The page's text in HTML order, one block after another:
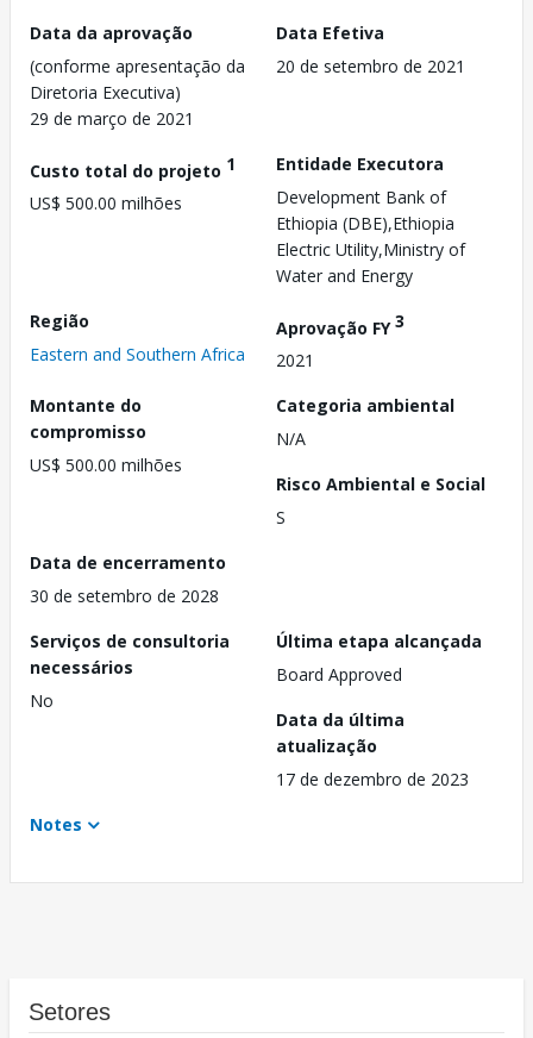
Data da aprovação
(conforme apresentação da
Diretoria Executiva)
29 de março de 2021
Data Efetiva
20 de setembro de 2021
Custo total do projeto 1
US$ 500.00 milhões
Entidade Executora
Development Bank of
Ethiopia (DBE),Ethiopia
Electric Utility,Ministry of
Water and Energy
Região
Eastern and Southern Africa
Aprovação FY3
2021
Montante do
compromisso
US$ 500.00 milhões
Categoria ambiental
N/A
Risco Ambiental e Social
S
Data de encerramento
30 de setembro de 2028
Serviços de consultoria
necessários
No
Última etapa alcançada
Board Approved
Data da última
atualização
17 de dezembro de 2023
Notes
Setores